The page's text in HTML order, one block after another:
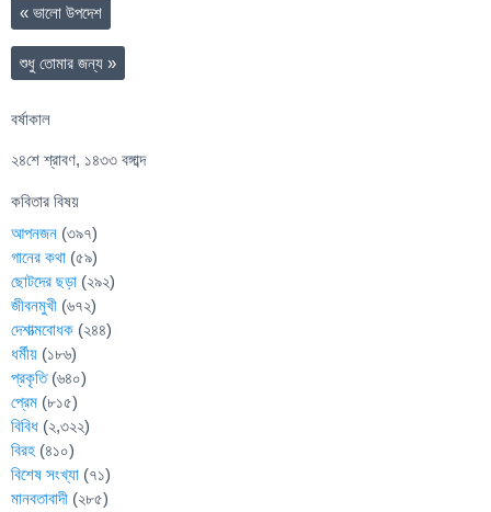
« ভালো উপদেশ
শুধু তোমার জন্য »
বর্ষাকাল
২৪শে শ্রাবণ, ১৪৩৩ বঙ্গাব্দ
কবিতার বিষয়
আপনজন (৩৯৭)
গানের কথা (৫৯)
ছোটদের ছড়া (২৯২)
জীবনমুখী (৬৭২)
দেশাত্মবোধক (২৪৪)
ধর্মীয় (১৮৬)
প্রকৃতি(৬৪০)
প্রেম (৮১৫)
বিবিধ (২,৩২২)
বিরহ (৪১০)
বিশেষ সংখ্যা (৭১)
মানবতাবাদী (২৮৫)